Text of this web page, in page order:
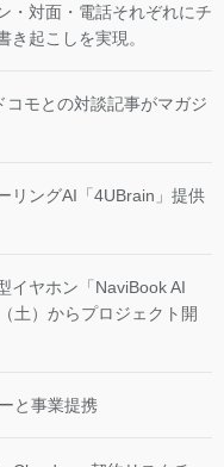
・対面・電話それぞれにチ
き起こしを実現。
モとの対談記事がマガジ
リングAI「4UBrain」提供
イヤホン「NaviBook AI
土）からプロジェクト開
と事業提携